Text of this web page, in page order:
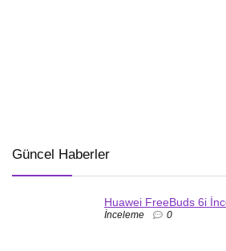
Güncel Haberler
Huawei FreeBuds 6i
İnceleme 0